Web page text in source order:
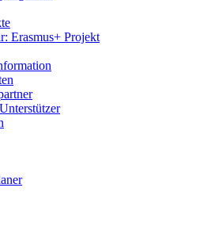
Erasmus+ Projekt